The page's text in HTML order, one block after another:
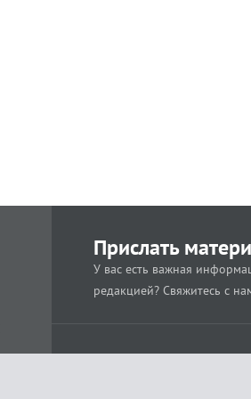
Прислать
У вас есть важная
редакцией? Свяжитесь с